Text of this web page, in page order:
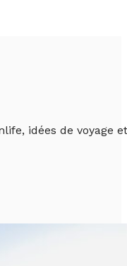
idées de voyage